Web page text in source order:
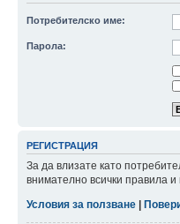
Потребителско име:
Парола:
РЕГИСТРАЦИЯ
За да влизате като
внимателно всички правила и
Условия за ползване